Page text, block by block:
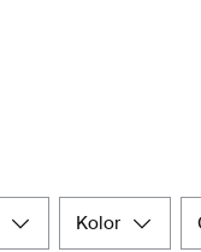
kolor